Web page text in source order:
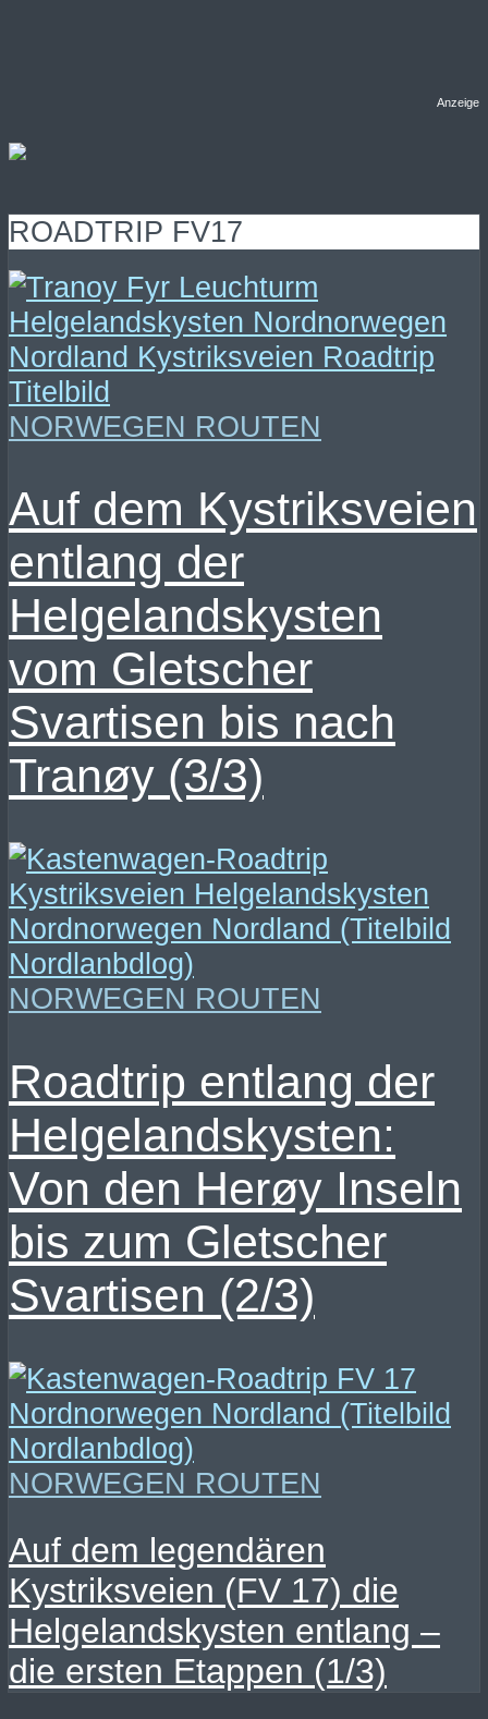
Anzeige
ROADTRIP FV17
NORWEGEN ROUTEN
Auf dem Kystriksveien
entlang der
Helgelandskysten
vom Gletscher
Svartisen bis nach
Tranøy (3/3)
NORWEGEN ROUTEN
Roadtrip entlang der
Helgelandskysten:
Von den Herøy Inseln
bis zum Gletscher
Svartisen (2/3)
NORWEGEN ROUTEN
Auf dem legendären
Kystriksveien (FV 17) die
Helgelandskysten entlang –
die ersten Etappen (1/3)